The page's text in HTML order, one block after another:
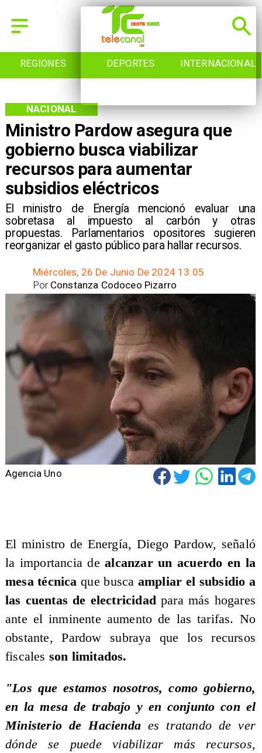
DEPORTES INTERNACIONAL
Ministro Pardow asegura que
gobierno busca viabilizar
recursos para aumentar
subsidios eléctricos
El ministro de Energía mencionó evaluar una
sobretasa al impuesto al carbón y otras
propuestas. Parlamentarios opositores sugieren
reorganizar el gasto público para hallar recursos.
NACIONAL
Miércoles, 26 De Junio De 2024 13:05
Constanza Codoceo Pizarro
Por
Agencia Uno
El ministro de Energía, Diego Pardow, señaló
la importancia de alcanzar un acuerdo en la
mesa técnica que busca ampliar el subsidio a
las cuentas de electricidadpara más hogares
ante el inminente aumento de las tarifas. No
obstante, Pardow subraya que los recursos
fiscales son limitados.
"Los que estamos nosotros, como gobierno,
en la mesa de trabajo y en conjunto con el
Ministerio de Hacienda es tratando de ver
dónde se puede viabilizar más recursos,